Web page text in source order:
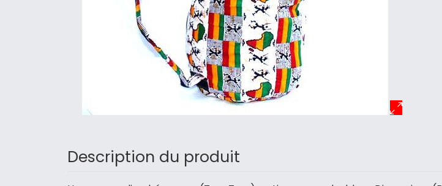
Description du produit